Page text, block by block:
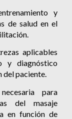
y
de salud en el
.
aplicables
y diagnóstico
del paciente.
para
del masaje
en función de